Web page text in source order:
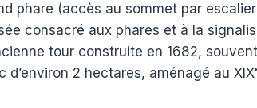
phare (accès au sommet par
consacré aux phares et à la
tour construite en 1682,
d’environ 2 hectares, aménagé au